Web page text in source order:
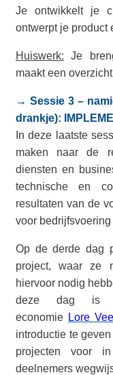
Je ontwikkelt je
ontwerpt je product
Huiswerk: Je
maakt een
→ Sessie 3 –
drankje):
In deze laatste
maken naar de
diensten en
technische en
resultaten van de
voor
Op de derde dag
project, waar ze
hiervoor nodig
deze dag is
economie Lore
introductie te
projecten voor
deelnemers